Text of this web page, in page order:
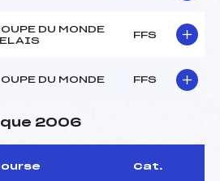
DU MONDE
FFS
DU MONDE FFS
2006
Cat.